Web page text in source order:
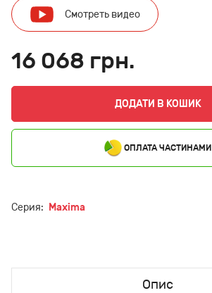
Смотреть видео
16 068 грн.
ДОДАТИ В КОШИК
ОПЛАТА ЧАСТИНАМИ
Серия: Maxima
Опис